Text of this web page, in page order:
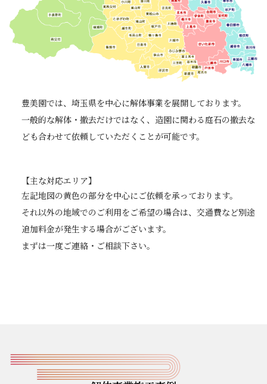
豊美園では、埼玉県を中心に解体事業を展開しております。
​​​​​​​一般的な解体・撤去だけではなく、造園に関わる庭石の撤去な
ども合わせて依頼していただくことが可能です。
【主な対応エリア】
左記地図の黄色の部分を中心にご依頼を承っております。
それ以外の地域でのご利用をご希望の場合は、交通費など別途
追加料金が発生する場合がございます。
​​​​​​​まずは一度ご連絡・ご相談下さい。